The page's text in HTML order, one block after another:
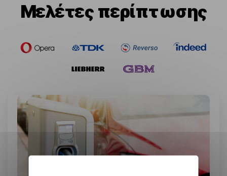
Μελέτες περίπτωσης